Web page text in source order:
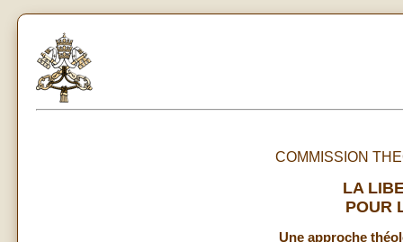
COMMISSION
LA
POUR
Une approche